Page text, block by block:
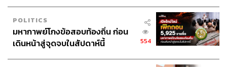
POLITICS
มหากาพย์โกงข้อสอบท้องถิ่น ก่อน
เดินหน้าสู่จุดจบในสัปดาห์นี้
554